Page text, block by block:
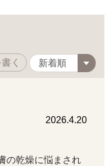
く
2026.4.20
の乾燥に悩まされ